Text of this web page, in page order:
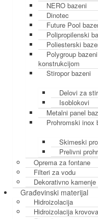
NERO bazeni
Dinotec
Future Pool
Polipropilenski
Poliesterski
Polygroup
konstrukcijom
Stiropor bazeni
Delovi za
Isoblokovi
Metalni panel
Prohromski inox
Skimeski
Prelivni
Oprema za fontane
Filteri za vodu
Dekorativno kamenje
Građevinski materijal
Hidroizolacija
Hidroizolacija krovova